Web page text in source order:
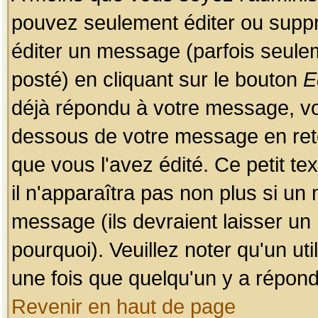
pouvez seulement éditer ou
éditer un message (parfois
posté) en cliquant sur le bouton
déjà répondu à votre message,
dessous de votre message en
que vous l'avez édité. Ce petit
il n'apparaîtra pas non plus si un
message (ils devraient laisser
pourquoi). Veuillez noter qu'un
une fois que quelqu'un y a
Revenir en haut de page